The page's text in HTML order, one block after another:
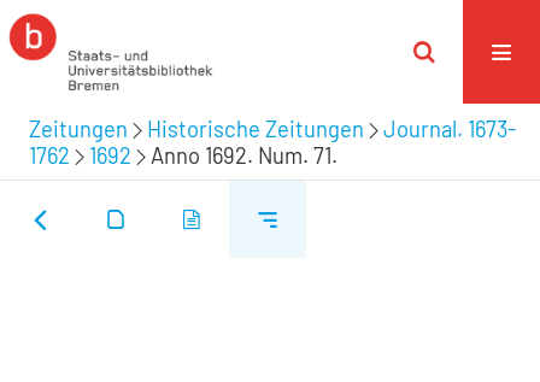
Zeitungen Historische Zeitungen
Journal. 1673-
1762
1692 Anno 1692. Num. 71.